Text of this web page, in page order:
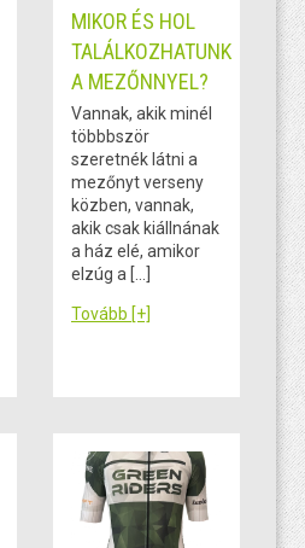
MIKOR ÉS HOL
TALÁLKOZHATUNK
A MEZŐNNYEL?
Vannak, akik minél
többbször
szeretnék látni a
mezőnyt verseny
közben, vannak,
akik csak kiállnának
a ház elé, amikor
elzúg a […]
Tovább [+]